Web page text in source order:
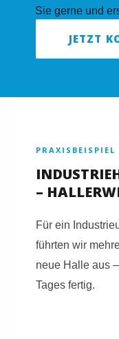
Sie gerne und
JETZT
PRAXISBEISPIEL
–
Für ein
führten wir
neue Halle aus
Tages fertig.